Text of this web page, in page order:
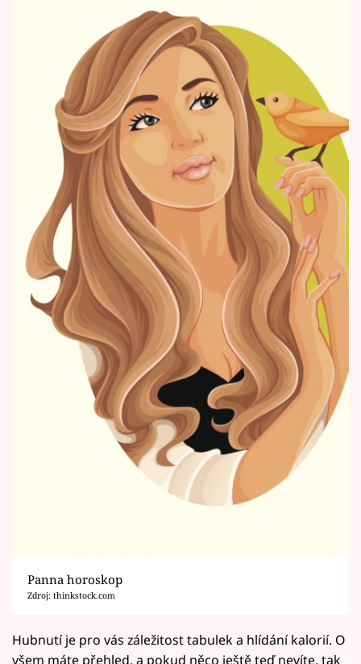
Panna horoskop
Zdroj: thinkstock.com
Hubnutí je pro vás záležitost tabulek a hlídání kalorií. O
všem máte přehled, a pokud něco ještě teď nevíte, tak